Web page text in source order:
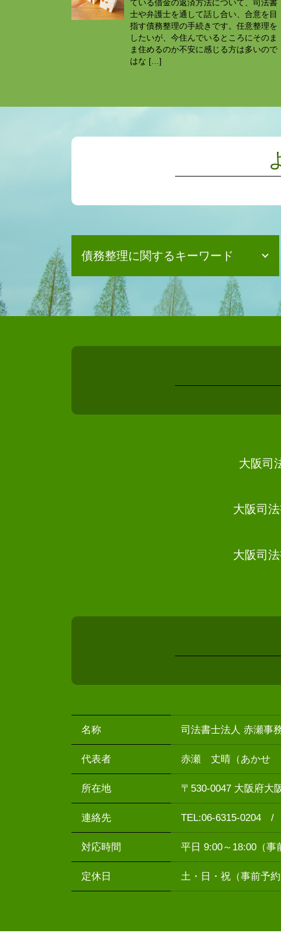
ている借金の返済方法について、司法書
士や弁護士を通して話し合い、合意を目
指す債務整理の手続きです。任意整理を
したいが、今住んでいるところにそのま
ま住めるのか不安に感じる方は多いので
はな […]
債務整理に関するキーワード
任意整理とは
消滅時効 起算点
任意整理 賃貸契約
大阪司
大阪司
大阪司
名称 司法書士法人 赤瀬事
代表者 赤瀬 丈晴（あかせ
所在地 〒530-0047 大阪府大
連絡先 TEL:06-6315-0204 /
対応時間 平日 9:00～18:00（事
定休日 土・日・祝（事前予